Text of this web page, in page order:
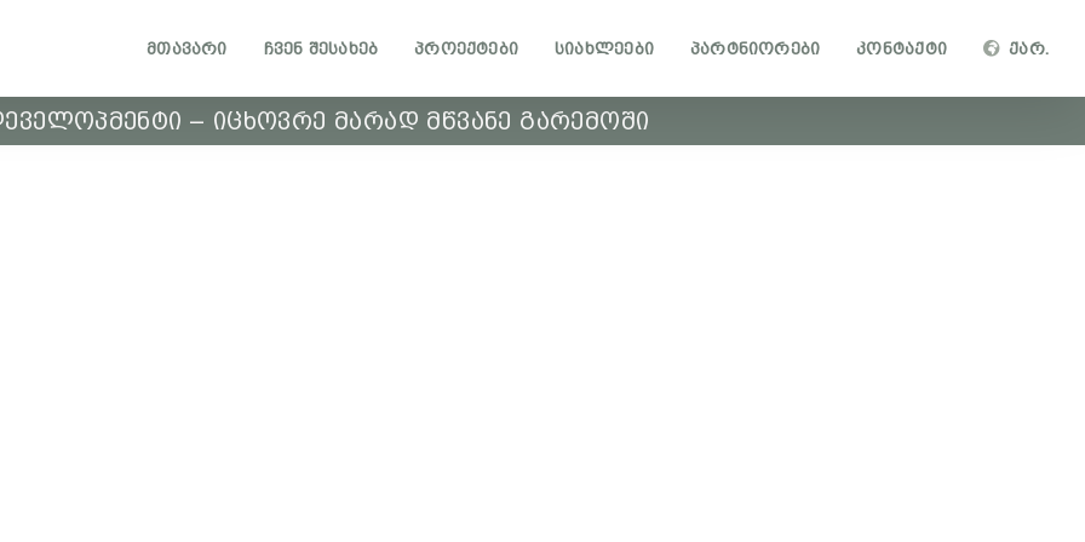
ᲛᲗᲐᲕᲐᲠᲘ ᲩᲕᲔᲜ ᲨᲔᲡᲐᲮᲔᲑ ᲞᲠᲝᲔᲥᲢᲔᲑᲘ ᲡᲘᲐᲮᲚᲔᲔᲑᲘ ᲞᲐᲠᲢᲜᲘᲝᲠᲔᲑᲘ ᲙᲝᲜᲢᲐᲥᲢᲘ ᲥᲐᲠ.
– ᲘᲪᲮᲝᲕᲠᲔ ᲛᲐᲠᲐᲓ ᲛᲬᲕᲐᲜᲔ ᲒᲐᲠᲔᲛᲝᲨᲘ